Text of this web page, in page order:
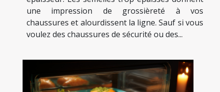
une impression de grossièreté à vos
chaussures et alourdissent la ligne. Sauf si vous
voulez des chaussures de sécurité ou des...